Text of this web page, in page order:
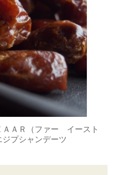
ＡＡＲ（ファー イースト
プシャンデーツ